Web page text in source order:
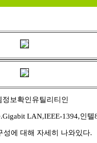
정보확인유틸리티인
LAN,IEEE-1394,인텔
성에 대해 자세히 나와있다.